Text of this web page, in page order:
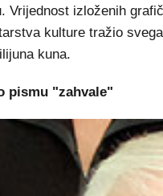
Vrijednost izloženih
kulture tražio
kuna.
pismu "zahvale"